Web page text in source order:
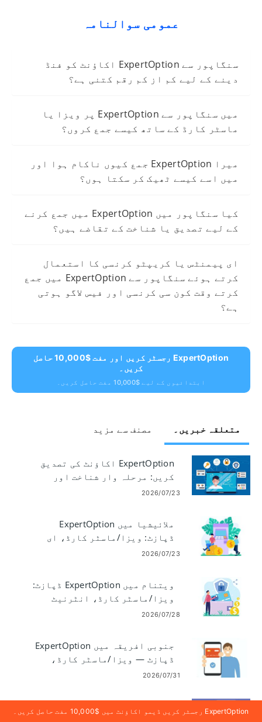
عمومی سوالنامہ
سنگاپور سے ExpertOption اکاؤنٹ کو فنڈ
دینے کے لیے کم از کم رقم کتنی ہے؟
میں سنگاپور سے ExpertOption پر ویزا یا
ماسٹر کارڈ کے ساتھ کیسے جمع کروں؟
میرا ExpertOption جمع کیوں ناکام ہوا اور
میں اسے کیسے ٹھیک کر سکتا ہوں؟
کیا سنگاپور میں ExpertOption میں جمع کرنے
کے لیے تصدیق یا شناخت کے تقاضے ہیں؟
ای پیمنٹس یا کریپٹو کرنسی کا استعمال
کرتے ہوئے سنگاپور سے ExpertOption میں جمع
کرتے وقت کون سی کرنسی اور فیس لاگو ہوتی
ہے؟
ExpertOption رجسٹر کریں اور مفت $10,000 حاصل
کریں۔
ابتدائیوں کے لیے $10,000 مفت حاصل کریں۔
مصنف سے مزید متعلقہ خبریں۔
ExpertOption اکاؤنٹ کی تصدیق
کریں: مرحلہ وار شناخت اور
دستاویز کی توثیق گائیڈ مکمل
2026/07/23
ملائیشیا میں ExpertOption
ڈپازٹ: ویزا/ماسٹر کارڈ، ای
ادائیگی اور کرپٹو
2026/07/23
ویتنام میں ExpertOption ڈپازٹ:
ویزا/ماسٹر کارڈ، انٹرنیٹ
بینکنگ، ای پیمنٹس اور کرپٹو
2026/07/28
جنوبی افریقہ میں ExpertOption
ڈپازٹ — ویزا/ماسٹر کارڈ،
اسکرل، نیٹلر، کرپٹو
2026/07/31
ExpertOption اکاؤنٹ کھولیں اور
سائن ان کریں: فوری اکاؤنٹ تک
ExpertOption رجسٹر کریں ڈیمو اکاؤنٹ میں $10,000 مفت حاصل کریں۔